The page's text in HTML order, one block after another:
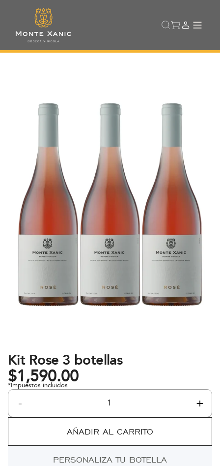
Kit Rose 3 botellas
$1,590.00
*Impuestos incluidos
-
botellas
cantidad
+
AÑADIR AL CARRITO
PERSONALIZA TU BOTELLA